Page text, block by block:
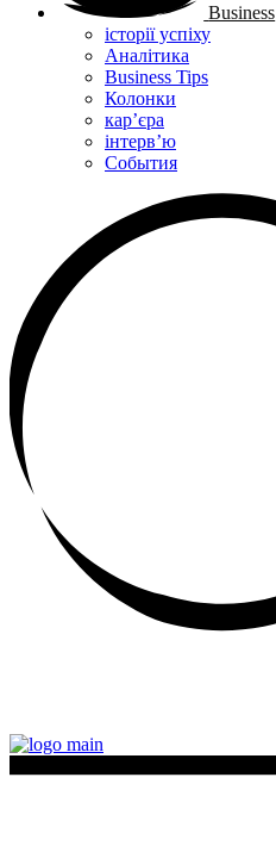
Business
історії успіху
Аналітика
Business Tips
Колонки
кар’єра
інтерв’ю
Cобытия